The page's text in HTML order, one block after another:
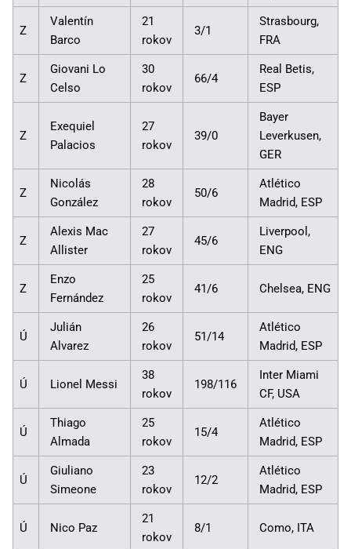
Z
Valentín
Barco
21
rokov
3/1
Strasbourg,
FRA
Z
Giovani Lo
Celso
30
rokov
66/4
Real Betis,
ESP
Z
Exequiel
Palacios
27
rokov
39/0
Bayer
Leverkusen,
GER
Z
Nicolás
González
28
rokov
50/6
Atlético
Madrid, ESP
Z
Alexis Mac
Allister
27
rokov
45/6
Liverpool,
ENG
Z
Enzo
Fernández
25
rokov
41/6 Chelsea, ENG
Ú
Julián
Alvarez
26
rokov
51/14
Atlético
Madrid, ESP
Ú Lionel Messi
38
rokov
198/116
Inter Miami
CF, USA
Ú
Thiago
Almada
25
rokov
15/4
Atlético
Madrid, ESP
Ú
Giuliano
Simeone
23
rokov
12/2
Atlético
Madrid, ESP
Ú Nico Paz
21
rokov
8/1 Como, ITA